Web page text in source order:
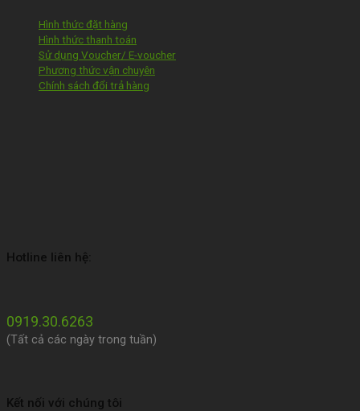
Hình thức đặt hàng
Hình thức thanh toán
Sử dụng Voucher/ E-voucher
Phương thức vận chuyên
Chính sách đổi trả hàng
Hotline liên hệ:
0919.30.6263
(Tất cả các ngày trong tuần)
Kết nối với chúng tôi